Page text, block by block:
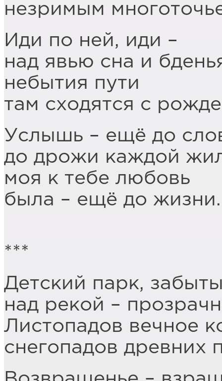
незримым
Иди по ней, иди –
над явью сна и
небытия пути
там сходятся с
Услышь – ещё до
до дрожи каждой
моя к тебе любовь
была – ещё до жизни.
***
Детский парк,
над рекой –
Листопадов вечное
снегопадов древних